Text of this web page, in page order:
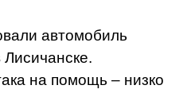
автомобиль
на помощь – низко